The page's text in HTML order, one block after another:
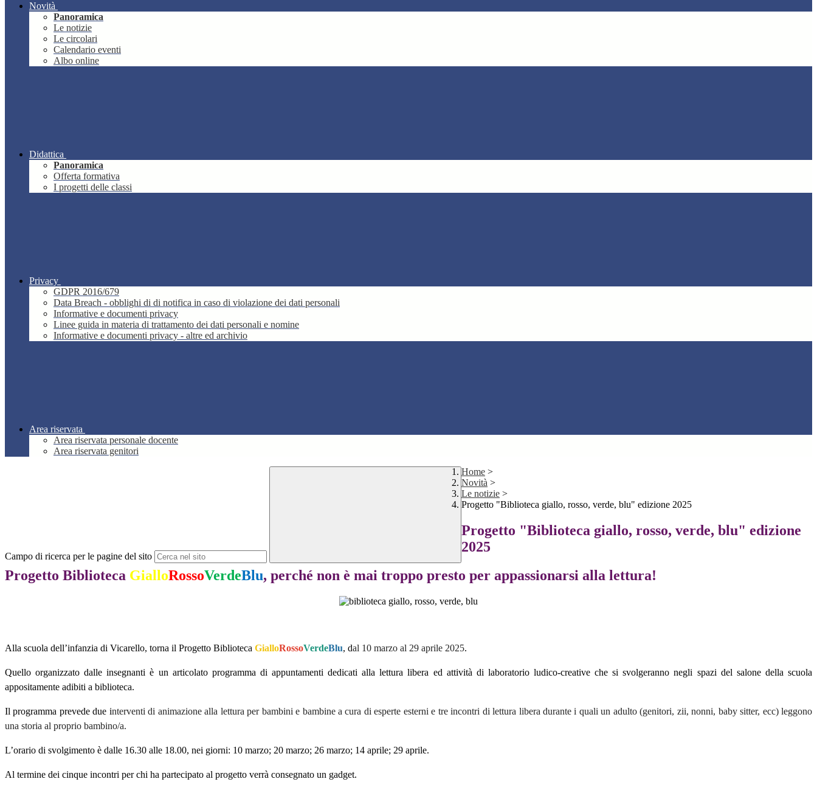
Novità
Panoramica
Le notizie
Le circolari
Calendario eventi
Albo online
Didattica
Panoramica
Offerta formativa
I progetti delle classi
Privacy
GDPR 2016/679
Data Breach - obblighi di di notifica in caso di violazione dei dati personali
Informative e documenti privacy
Linee guida in materia di trattamento dei dati personali e nomine
Informative e documenti privacy - altre ed archivio
Area riservata
Area riservata personale docente
Area riservata genitori
Campo di ricerca per le pagine del sito
Home >
Novità >
Le notizie >
Progetto "Biblioteca giallo, rosso, verde, blu" edizione 2025
Progetto "Biblioteca giallo, rosso, verde, blu" edizione
2025
Progetto Biblioteca GialloRossoVerdeBlu, perché non è mai troppo presto per appassionarsi alla lettura!
Alla scuola dell’infanzia di Vicarello, torna il Progetto Biblioteca GialloRossoVerdeBlu, dal 10 marzo al 29 aprile 2025.
Quello organizzato dalle insegnanti è un articolato programma di appuntamenti dedicati alla lettura libera ed attività di laboratorio ludico-creative che si svolgeranno negli spazi del salone della scuola
appositamente adibiti a biblioteca.
Il programma prevede due interventi di animazione alla lettura per bambini e bambine a cura di esperte esterni e tre incontri di lettura libera durante i quali un adulto (genitori, zii, nonni, baby sitter, ecc) leggono
una storia al proprio bambino/a.
L’orario di svolgimento è dalle 16.30 alle 18.00, nei giorni: 10 marzo; 20 marzo; 26 marzo; 14 aprile; 29 aprile.
Al termine dei cinque incontri per chi ha partecipato al progetto verrà consegnato un gadget.